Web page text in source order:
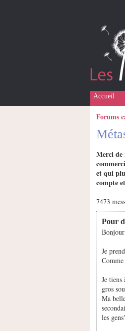
Accueil
Forums
Merci de
et qui
compte
7473
Pour
Je
Je tiens
gros
Ma
les